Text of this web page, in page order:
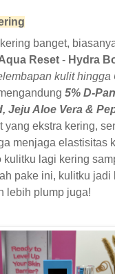
banget,
Reset - Hydra
kulit hingga
5% D-
Jeju Aloe Vera &
yang ekstra kering,
menjaga elastisitas
kulitku lagi kering
pake ini, kulitku jadi
lebih plump juga!